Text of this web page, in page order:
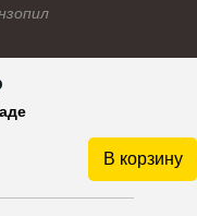
В корзину